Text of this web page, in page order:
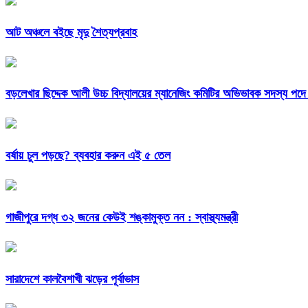
আট অঞ্চলে বইছে মৃদু শৈত্যপ্রবাহ
বড়লেখার ছিদ্দেক আলী উচ্চ বিদ্যালয়ের ম্যানেজিং কমিটির অভিভাবক সদস্য পদে
বর্ষায় চুল পড়ছে? ব্যবহার করুন এই ৫ তেল
গাজীপুরে দগ্ধ ৩২ জনের কেউই শঙ্কামুক্ত নন : স্বাস্থ্যমন্ত্রী
সারাদেশে কালবৈশাখী ঝড়ের পূর্বাভাস